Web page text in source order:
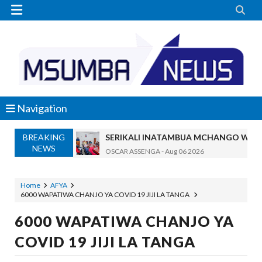
 
Navigation
BREAKING
NEWS
SERIKALI INATAMBUA MCHANGO WA
OSCAR ASSENGA-Aug 06 2026
BRELA YATOA ELIMU YA URASIMISHAJI
DC Mtambule Ataka Watu Wafichue
OSCAR ASSENGA -Aug 06 2026
Home
AFYA
6000 WAPATIWA CHANJO YA COVID 19 JIJI LA TANGA
6000 WAPATIWA CHANJO YA
COVID 19 JIJI LA TANGA